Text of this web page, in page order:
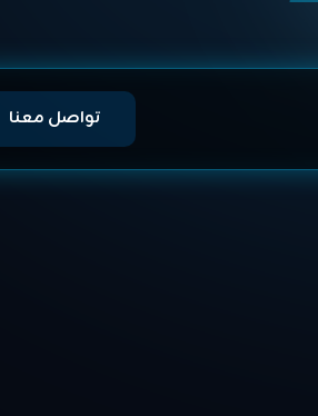
تواصل معنا